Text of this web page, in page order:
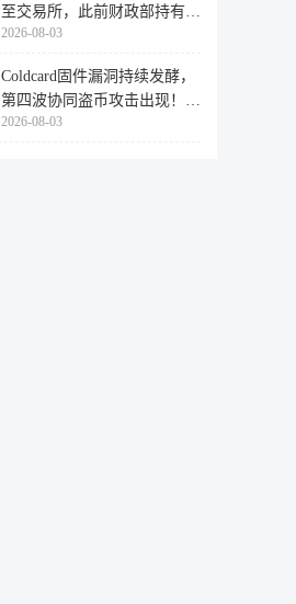
至交易所，此前财政部持有的
比特
2026-08-03
Coldcard固件漏洞持续发酵，
第四波协同盗币攻击出现！
462个
2026-08-03